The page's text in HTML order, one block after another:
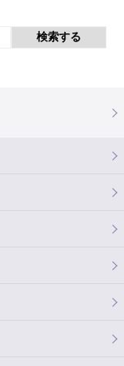
検索する